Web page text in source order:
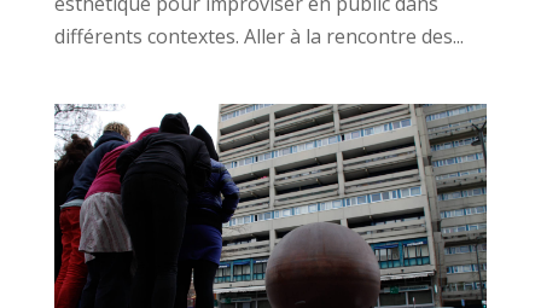
différents contextes. Aller à la rencontre des...